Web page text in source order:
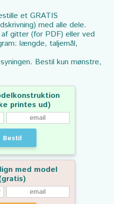
et GRATIS
med alle dele.
gitter (for PDF) eller ved
længde, taljemål,
Bestil kun mønstre,
printes ud)
Bestil
med model